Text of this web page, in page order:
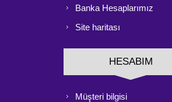
Banka Hesaplarımız
Site haritası
HESABIM
Müşteri bilgisi